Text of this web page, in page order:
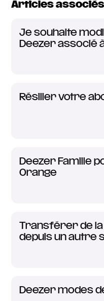
Articles associés
Je souhaite
Deezer associé
Résilier votre
Deezer Famille
Orange
Transférer de
depuis un autre
Deezer modes